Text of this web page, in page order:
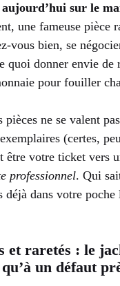
sur le
une fameuse pièce
vous bien, se
quoi donner envie de
pour fouiller
pièces ne se valent
(certes,
être votre ticket vers
professionnel. Qui
déjà dans votre
et raretés : le
un défaut